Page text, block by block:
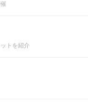
トを紹介